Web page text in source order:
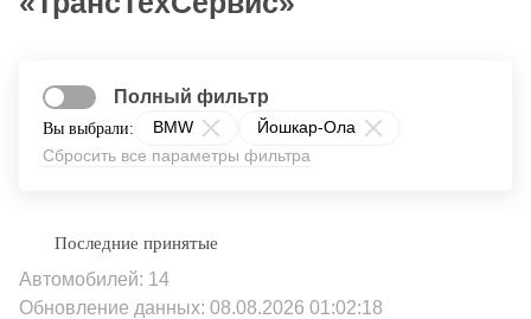
Вы выбрали: BMW
Йошкар-Ола
Сбросить все параметры фильтра
Полный фильтр
Автомобилей: 14
Обновление данных: 08.08.2026 01:02:18